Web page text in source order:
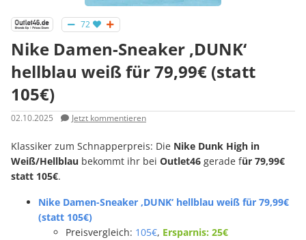
72
Nike Damen-Sneaker ‚DUNK‘
hellblau weiß für 79,99€ (statt
105€)
02.10.2025 Jetzt kommentieren
Klassiker zum Schnapperpreis: Die Nike Dunk High in
Weiß/Hellblau bekommt ihr bei Outlet46 gerade für 79,99€
statt 105€.
Nike Damen-Sneaker ‚DUNK‘ hellblau weiß für 79,99€
(statt 105€)
Preisvergleich: 105€, Ersparnis: 25€